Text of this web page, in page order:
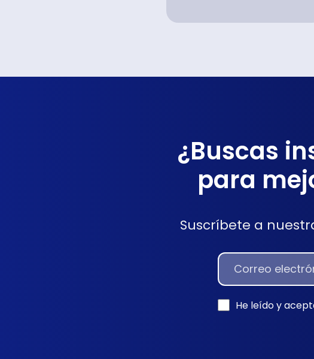
¿Buscas
para
Suscríbete a
NEWSLETTER
He leído y